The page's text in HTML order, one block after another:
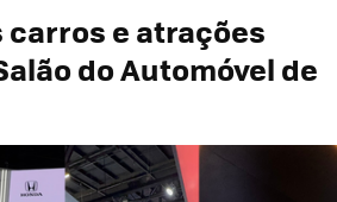
carros e atrações
do Automóvel de